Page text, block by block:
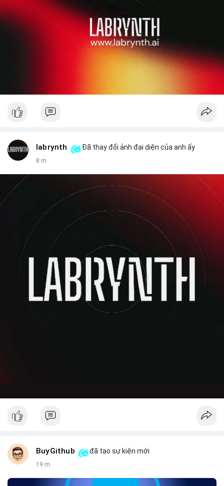
labrynth Đã thay đổi ảnh đại diện của anh ấy
8 m
BuyGithub đã tạo sự kiện mới
19 m